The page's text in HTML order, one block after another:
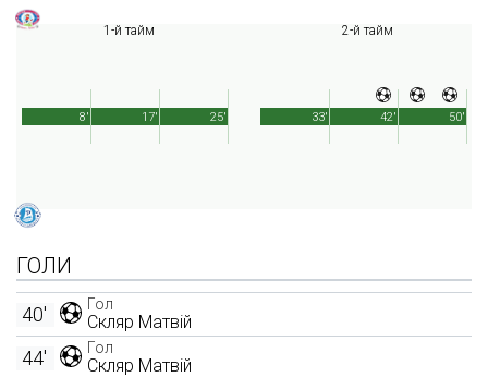
1-й тайм
25'
8' 17'
2-й тайм
50'
33' 42'
ГОЛИ
Гол
Скляр Матвій
40'
Гол
Скляр Матвій
44'